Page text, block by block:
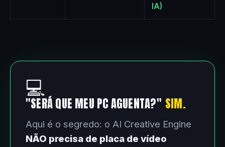
IA)
💻
"SERÁ QUE MEU PC AGUENTA?" SIM.
Aqui é o segredo: o AI Creative Engine
NÃO precisa de placa de vídeo